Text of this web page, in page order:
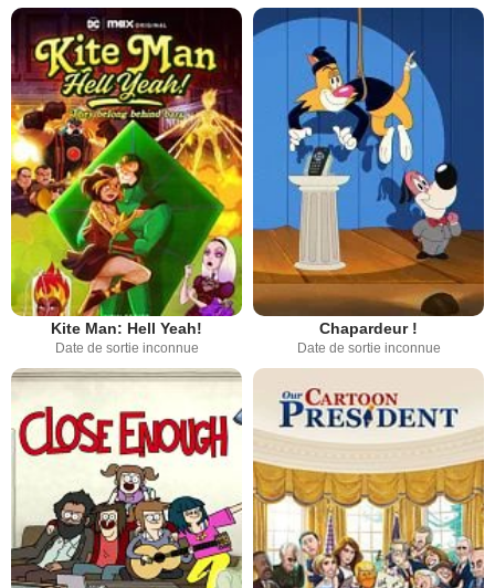
Kite Man: Hell Yeah!
Date de sortie inconnue
Chapardeur !
Date de sortie inconnue